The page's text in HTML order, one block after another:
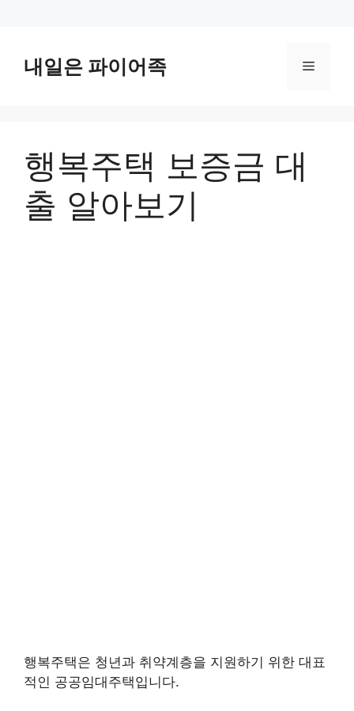
content내일은 파이어족 Menu
행복주택 보증금 대
출 알아보기
행복주택은 청년과 취약계층을 지원하기 위한 대표
적인 공공임대주택입니다.